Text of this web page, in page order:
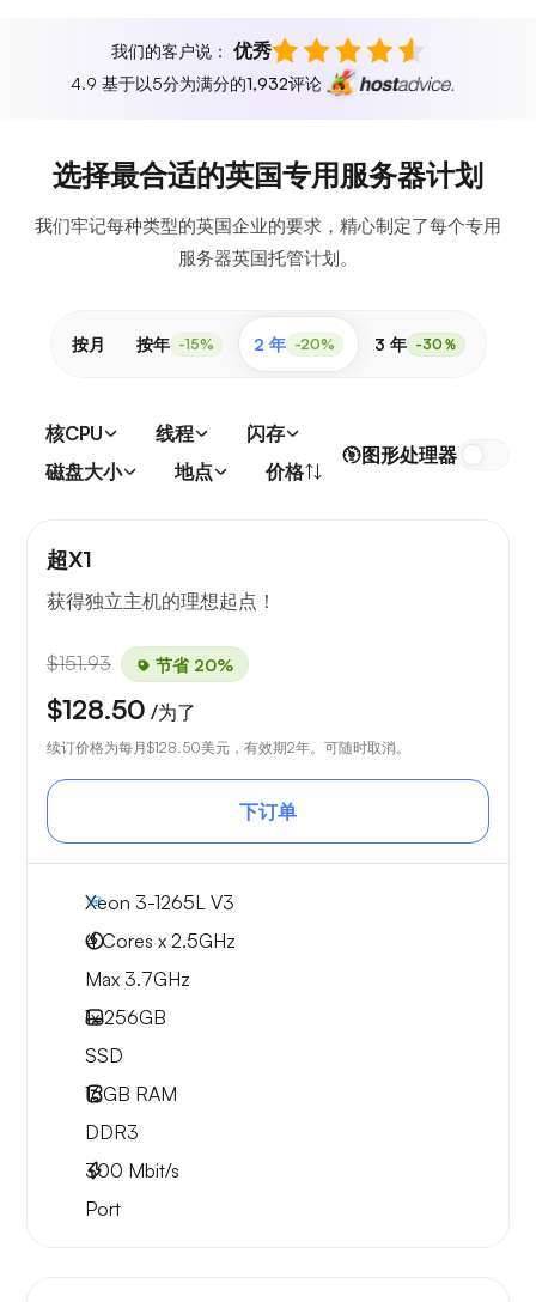
我们的客户说： 优秀
4.9 基于以5分为满分的1,932评论
选择最合适的英国专用服务器计划
我们牢记每种类型的英国企业的要求，精心制定了每个专用
服务器英国托管计划。
按月 按年 -15% 2 年 -20% 3 年 -30％
核CPU 线程
闪存
磁盘大小
地点 价格
图形处理器
超X1
获得独立主机的理想起点！
$151.93 节省 20%
$128.50 /为了
续订价格为每月$128.50美元，有效期2年。可随时取消。
下订单
Xeon 3-1265L V3
4 Cores x 2.5GHz
Max 3.7GHz
1x256GB
SSD
16GB RAM
DDR3
300 Mbit/s
Port